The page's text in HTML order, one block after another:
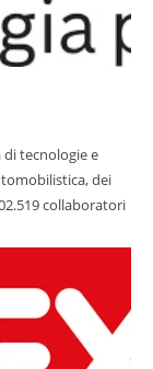
tecnologie e
dei
collaboratori